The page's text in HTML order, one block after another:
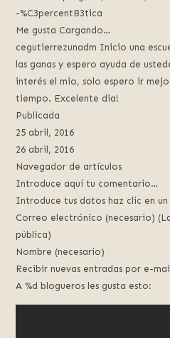
-%C3percentB3tica
Me gusta Cargando…
cegutierrezunadm Inicio una
las ganas y espero ayuda de
interés el mio, solo espero ir
tiempo. Excelente dia!
Publicada
25 abril, 2016
26 abril, 2016
Navegador de artículos
Introduce aquí tu comentario…
Introduce tus datos haz clic en
Correo electrónico (necesario)
pública)
Nombre (necesario)
Recibir nuevas entradas por e-
A %d blogueros les gusta esto: